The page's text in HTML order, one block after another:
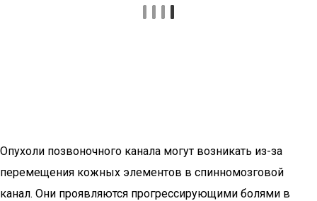
Опухоли позвоночного канала могут возникать из-за
перемещения кожных элементов в спинномозговой
канал. Они проявляются прогрессирующими болями в